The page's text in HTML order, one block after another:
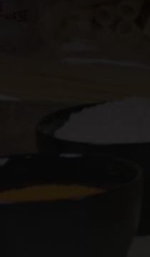
Pasta e Riso
Prodotti ittici